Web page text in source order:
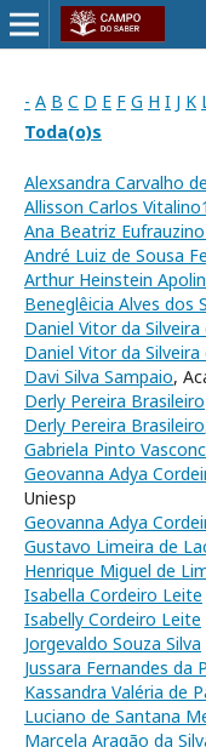
- A B C D E F G H I J K
Toda(o)s
Alexsandra Carvalho
Allisson Carlos Vitalino1
Ana Beatriz
André Luiz de Sousa
Arthur Heinstein
Beneglêicia Alves dos
Daniel Vitor da
Daniel Vitor da
Davi Silva Sampaio,
Derly Pereira Brasileiro
Derly Pereira Brasileiro
Gabriela Pinto
Geovanna Adya
Uniesp
Geovanna Adya
Gustavo Limeira de
Henrique Miguel de
Isabella Cordeiro Leite
Isabelly Cordeiro Leite
Jorgevaldo Souza Silva
Jussara Fernandes da
Kassandra Valéria de
Luciano de Santana
Marcela Aragão da